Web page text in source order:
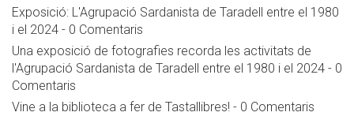
Exposició: L'Agrupació Sardanista de Taradell entre el 1980
i el 2024 - 0 Comentaris
Una exposició de fotografies recorda les activitats de
l'Agrupació Sardanista de Taradell entre el 1980 i el 2024 - 0
Comentaris
Vine a la biblioteca a fer de Tastallibres! - 0 Comentaris